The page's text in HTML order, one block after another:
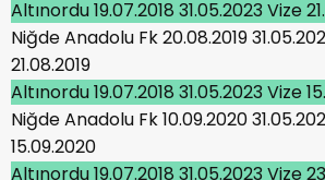
Altınordu 19.07.2018 31.05.2023 Vize
Niğde Anadolu Fk 20.08.2019
21.08.2019
Altınordu 19.07.2018 31.05.2023 Vize
Niğde Anadolu Fk 10.09.2020
15.09.2020
Altınordu 19.07.2018 31.05.2023 Vize